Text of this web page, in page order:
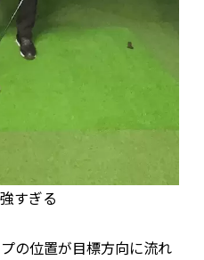
すぎる
の位置が目標方向に流れ